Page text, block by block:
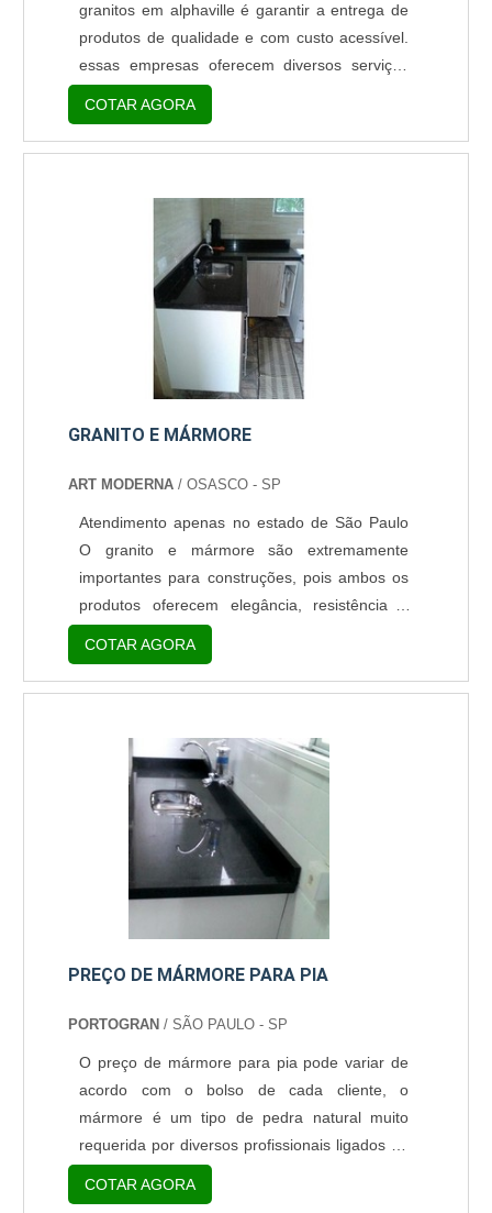
granitos em alphaville é garantir a entrega de
produtos de qualidade e com custo acessível.
essas empresas oferecem diversos serviços
com granito e mármore para compor a
decoração de ambientes diversos. Diferenças
do granito e do mármore O mármore, é uma
porosidade pode chegar a 18%, possui grande
absorção. Ele é ideal para compor: Halls;
Tampos De Mesa; Lavatórios;....
COTAR AGORA
GRANITO E MÁRMORE
ART MODERNA / OSASCO - SP
Atendimento apenas no estado de São Paulo
O granito e mármore são extremamente
importantes para construções, pois ambos os
produtos oferecem elegância, resistência e
qualidade ao ambiente instalado. O produto é,
fabricado a partir de matéria-prima de
qualidade e de boa procedência. Onde pode
diversas finalidades como no setor de
decoração e construção civil, o produto é
utilizado na personalização de: Pisos;....
COTAR AGORA
PREÇO DE MÁRMORE PARA PIA
PORTOGRAN / SÃO PAULO - SP
O preço de mármore para pia pode variar de
acordo com o bolso de cada cliente, o
mármore é um tipo de pedra natural muito
requerida por diversos profissionais ligados ao
design de interiores e à decoração de
ambientes, pois além de muito sofisticado, a
COTAR AGORA